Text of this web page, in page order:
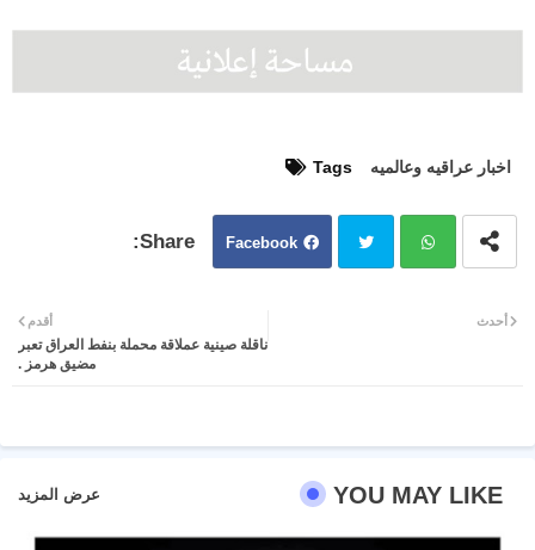
Tags اخبار عراقيه وعالميه
Facebook
أحدث أقدم
ناقلة صينية عملاقة محملة بنفط العراق تعبر
مضيق هرمز .
YOU MAY LIKE عرض المزيد